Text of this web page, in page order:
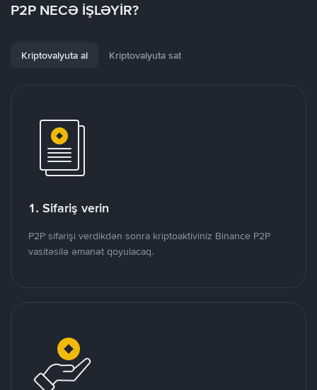
P2P NECƏ İŞLƏYİR?
Kriptovalyuta al Kriptovalyuta sat
1. Sifariş verin
P2P sifarişi verdikdən sonra kriptoaktiviniz Binance P2P
vasitəsilə əmanət qoyulacaq.